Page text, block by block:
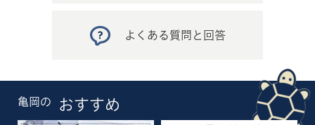
よくある質問と回答
亀岡の おすすめ